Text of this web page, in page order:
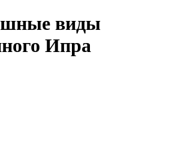
виды
Ипра